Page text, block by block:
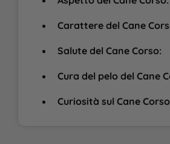
Carattere del Cane
Salute del Cane Corso:
Cura del pelo del Cane
Curiosità sul Cane